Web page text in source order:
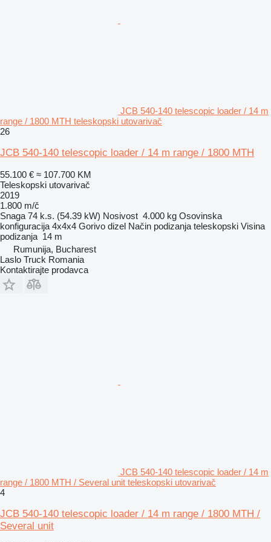
JCB 540-140 telescopic loader / 14 m
range / 1800 MTH teleskopski utovarivač
26
JCB 540-140 telescopic loader / 14 m range / 1800 MTH
55.100 € ≈ 107.700 KM
Teleskopski utovarivač
2019
1.800 m/č
Snaga 74 k.s. (54.39 kW) Nosivost 4.000 kg Osovinska
konfiguracija 4x4x4 Gorivo dizel Način podizanja teleskopski Visina
podizanja 14 m
Rumunija, Bucharest
Laslo Truck Romania
Kontaktirajte prodavca
JCB 540-140 telescopic loader / 14 m
range / 1800 MTH / Several unit teleskopski utovarivač
4
JCB 540-140 telescopic loader / 14 m range / 1800 MTH /
Several unit